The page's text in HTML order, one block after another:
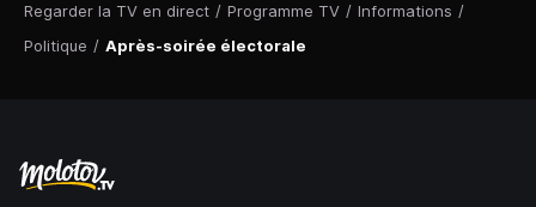
Regarder la TV en direct / Programme TV / Informations /
Politique / Après-soirée électorale